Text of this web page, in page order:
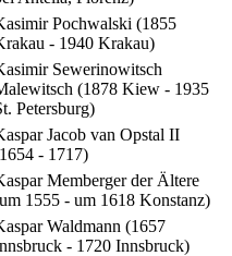
Pochwalski (1855
- 1940 Krakau)
Sewerinowitsch
(1878 Kiew - 1935
Petersburg)
Jacob van Opstal II
- 1717)
Memberger der Ältere
1555 - um 1618 Konstanz)
Waldmann (1657
- 1720 Innsbruck)